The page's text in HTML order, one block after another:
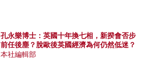
孔永樂博士：英國十年換七相，新揆會否步
前任後塵？脫歐後英國經濟為何仍然低迷？
本社編輯部